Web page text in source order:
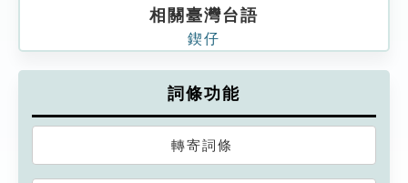
相關臺灣台語
鍥仔
詞條功能
轉寄詞條